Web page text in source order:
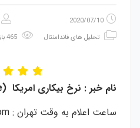
2020/07/10
تحلیل های فاندامنتال
نام خبر : نرخ بیکاری امریکا (Unemployment Rate)
ساعت اعلام به وقت تهران : 4:00pm